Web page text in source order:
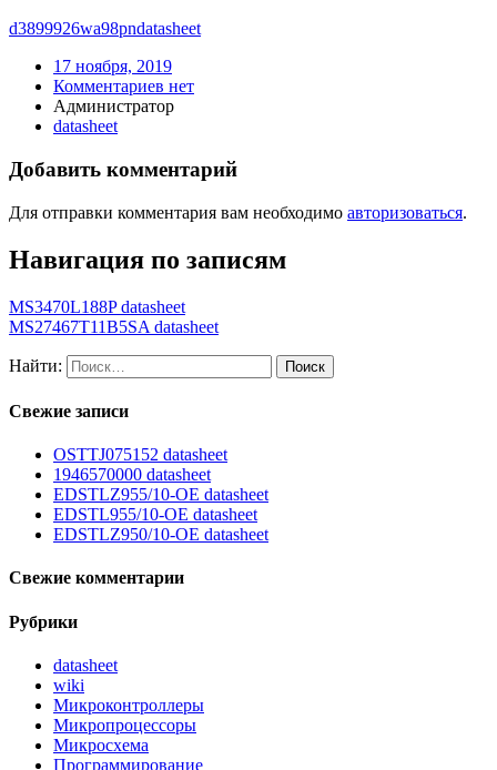
d3899926wa98pndatasheet
17 ноября, 2019
Комментариев нет
Администратор
datasheet
Добавить комментарий
Для отправки комментария вам необходимо авторизоваться.
Навигация по записям
MS3470L188P datasheet
MS27467T11B5SA datasheet
Найти:
Свежие записи
OSTTJ075152 datasheet
1946570000 datasheet
EDSTLZ955/10-OE datasheet
EDSTL955/10-OE datasheet
EDSTLZ950/10-OE datasheet
Свежие комментарии
Рубрики
datasheet
wiki
Микроконтроллеры
Микропроцессоры
Микросхема
Программирование